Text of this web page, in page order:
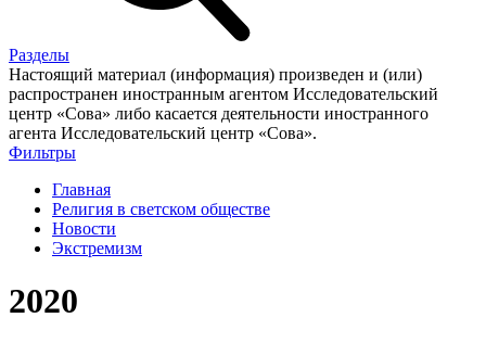
Разделы
Настоящий материал (информация) произведен и (или)
распространен иностранным агентом Исследовательский
центр «Сова» либо касается деятельности иностранного
агента Исследовательский центр «Сова».
Фильтры
Главная
Религия в светском обществе
Новости
Экстремизм
2020